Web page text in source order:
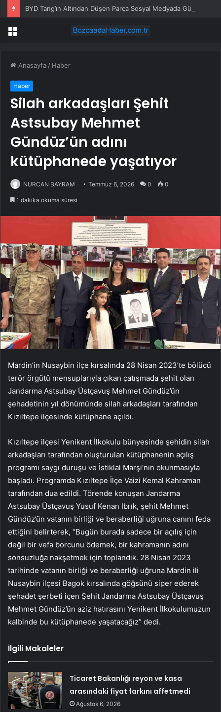
Menü
Anasayfa / Haber
Haber
Silah arkadaşları Şehit
Astsubay Mehmet
Gündüz’ün adını
kütüphanede yaşatıyor
NURCAN BAYRAM Temmuz 6, 2026 0 0
1 dakika okuma süresi
Mardin’in Nusaybin ilçe kırsalında 28 Nisan 2023’te bölücü
terör örgütü mensuplarıyla çıkan çatışmada şehit olan
Jandarma Astsubay Üstçavuş Mehmet Gündüz’ün
şehadetinin yıl dönümünde silah arkadaşları tarafından
Kızıltepe ilçesinde kütüphane açıldı.
Kızıltepe ilçesi Yenikent İlkokulu bünyesinde şehidin silah
arkadaşları tarafından oluşturulan kütüphanenin açılış
programı saygı duruşu ve İstiklal Marşı’nın okunmasıyla
başladı. Programda Kızıltepe İlçe Vaizi Kemal Kahraman
tarafından dua edildi. Törende konuşan Jandarma
Astsubay Üstçavuş Yusuf Kenan Ibrık, şehit Mehmet
Gündüz’ün vatanın birliği ve beraberliği uğruna canını feda
ettiğini belirterek, “Bugün burada sadece bir açılış için
değil bir vefa borcunu ödemek, bir kahramanın adını
sonsuzluğa nakşetmek için toplandık. 28 Nisan 2023
tarihinde vatanın birliği ve beraberliği uğruna Mardin ili
Nusaybin ilçesi Bagok kırsalında göğsünü siper ederek
şehadet şerbeti içen Şehit Jandarma Astsubay Üstçavuş
Mehmet Gündüz’ün aziz hatırasını Yenikent İlkokulumuzun
kalbinde bu kütüphanede yaşatacağız” dedi.
İlgili Makaleler
Ticaret Bakanlığı reyon ve kasa
arasındaki fiyat farkını affetmedi
Ağustos 6, 2026